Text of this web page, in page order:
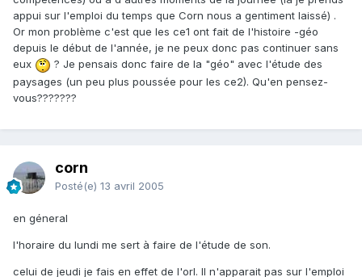
appui sur l'emploi du temps que Corn nous a gentiment laissé) .
Or mon problème c'est que les ce1 ont fait de l'histoire -géo
depuis le début de l'année, je ne peux donc pas continuer sans
eux
? Je pensais donc faire de la "géo" avec l'étude des
paysages (un peu plus poussée pour les ce2). Qu'en pensez-
vous???????
corn
Posté(e) 13 avril 2005
en géneral
l'horaire du lundi me sert à faire de l'étude de son.
celui de jeudi je fais en effet de l'orl. Il n'apparait pas sur l'emploi